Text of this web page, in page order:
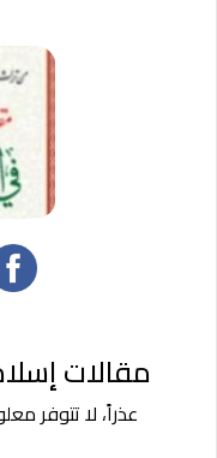
مقالات
عذراً، لا تتوفر